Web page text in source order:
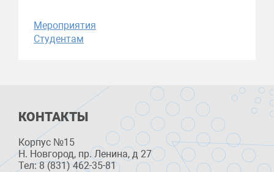
Мероприятия
Студентам
КОНТАКТЫ
Корпус №15
Н. Новгород, пр. Ленина, д 27
Тел: 8 (831) 462-35-81